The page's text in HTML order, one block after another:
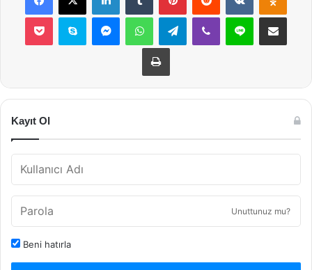
Pocket Skype MessengerWhatsAppTelegramViber Line E-Posta ile
Yazdır
Kayıt Ol
Unuttunuz mu?
Beni hatırla